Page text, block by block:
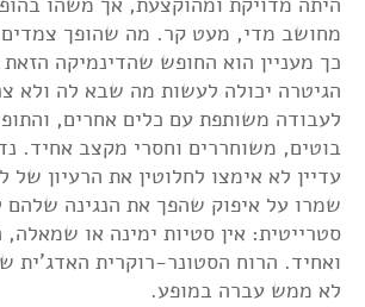
מחושב מדי, מעט קר. מה שהופך צמדים
כך מעניין הוא החופש שהדינמיקה
הגיטרה יכולה לעשות מה שבא לה ולא
לעבודה משותפת עם כלים אחרים,
בוטים, משוחררים וחסרי מקצב אחיד.
עדיין לא אימצו לחלוטין את הרעיון
שמרו על איפוק שהפך את הנגינה שלהם
סטרייטית: אין סטיות ימינה או
ואחיד. הרוח הסטונר-רוקרית האדג'ית
לא ממש עברה במופע.